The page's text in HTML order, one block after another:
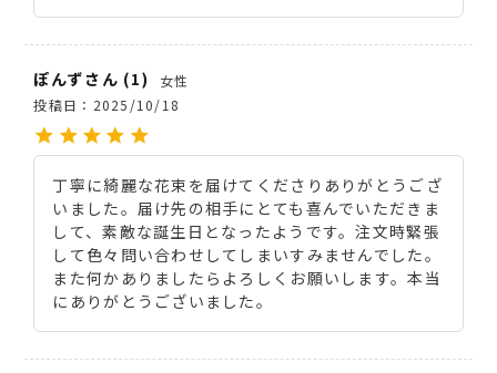
ぽんず 1
女性
投稿日
2025/10/18
丁寧に綺麗な花束を届けてくださりありがとうござ
いました。届け先の相手にとても喜んでいただきま
して、素敵な誕生日となったようです。注文時緊張
して色々問い合わせしてしまいすみませんでした。
また何かありましたらよろしくお願いします。本当
にありがとうございました。